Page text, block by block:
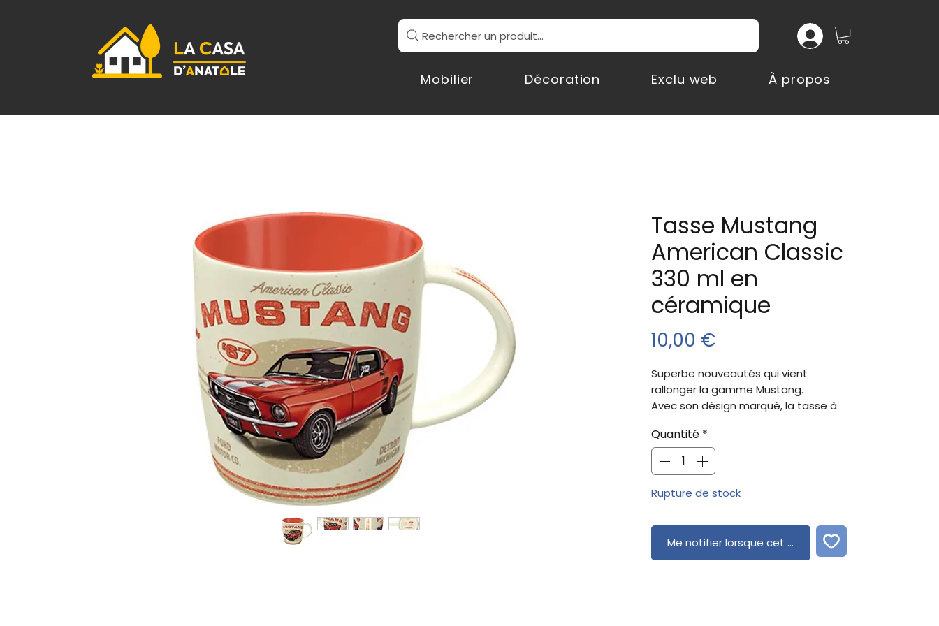
Rechercher un produit...
Mobilier Décoration Exclu web À propos
Tasse Mustang
American Classic
330 ml en
céramique
10,00 €
Superbe nouveautés qui vient
rallonger la gamme Mustang.
Avec son désign marqué, la tasse à
décoration qui ravira les passionnés.
Arrive en complément les nouvelles
plaques déco 20X30 et 30X40
Quantité *
Rupture de stock
Me notifier lorsque cet article est disponible